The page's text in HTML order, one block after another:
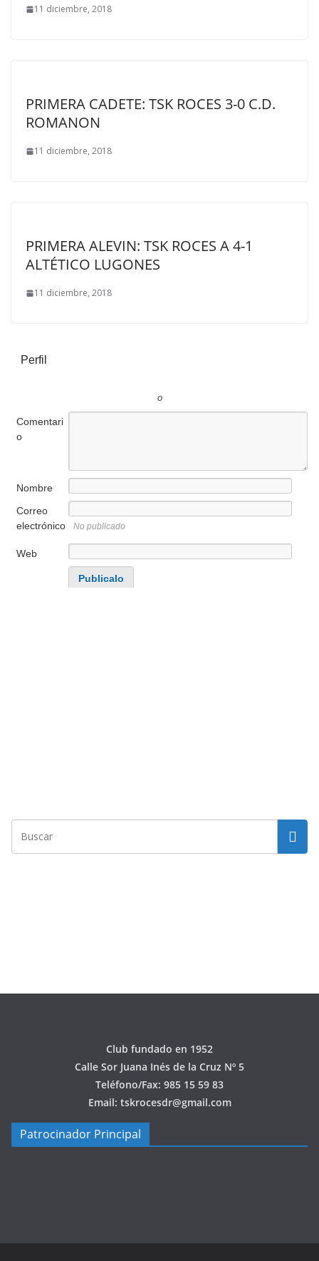
11 diciembre, 2018
PRIMERA CADETE: TSK ROCES 3-0 C.D.
ROMANON
11 diciembre, 2018
PRIMERA ALEVIN: TSK ROCES A 4-1
ALTÉTICO LUGONES
11 diciembre, 2018
Perfil
o
Comentari
o
Nombre
Correo
electrónico
No publicado
Web
Club fundado en 1952
Calle Sor Juana Inés de la Cruz Nº 5
Teléfono/Fax: 985 15 59 83
Email: tskrocesdr@gmail.com
Patrocinador Principal